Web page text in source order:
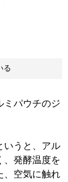
る
パウチのジ
いうと、アル
、発酵温度を
、空気に触れ